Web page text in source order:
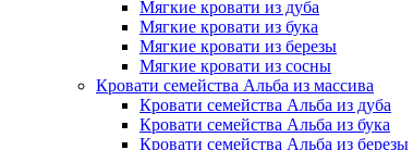
Мягкие кровати из дуба
Мягкие кровати из бука
Мягкие кровати из березы
Мягкие кровати из сосны
Кровати семейства Альба из массива
Кровати семейства Альба из дуба
Кровати семейства Альба из бука
Кровати семейства Альба из березы